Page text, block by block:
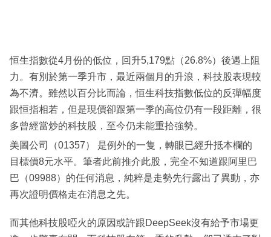
閱
專
區
恒生指數從4月份的低位，回升5,179點（26.8%）後遇上阻
力。有別於第一季升市，最近兩個月的升浪，科技股表現較
為不濟。雖然以百分比而論，恒生科技指數低位的反彈幅度
跟恒指相若，但是現價卻跟第一季的高位仍有一段距離，很
多曾經當炒的科技股，至今仍未能重拾強勢。
美圖公司（01357） 是例外的一隻，轉眼已經升抵本欄的
目標價8元水平。筆者此前推介此股，完全不知道跟阿里巴
巴（09988）的任何消息，純粹是走勢先行露出了異動，亦
再次證明價格走在消息之先。
而其他科技股啞火的原因或許跟DeepSeek沒有給予市場更